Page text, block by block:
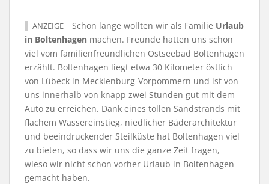
ANZEIGE Schon lange wollten wir als Familie Urlaub
in Boltenhagen machen. Freunde hatten uns schon
viel vom familienfreundlichen Ostseebad Boltenhagen
erzählt. Boltenhagen liegt etwa 30 Kilometer östlich
von Lübeck in Mecklenburg-Vorpommern und ist von
uns innerhalb von knapp zwei Stunden gut mit dem
Auto zu erreichen. Dank eines tollen Sandstrands mit
flachem Wassereinstieg, niedlicher Bäderarchitektur
und beeindruckender Steilküste hat Boltenhagen viel
zu bieten, so dass wir uns die ganze Zeit fragen,
wieso wir nicht schon vorher Urlaub in Boltenhagen
gemacht haben.